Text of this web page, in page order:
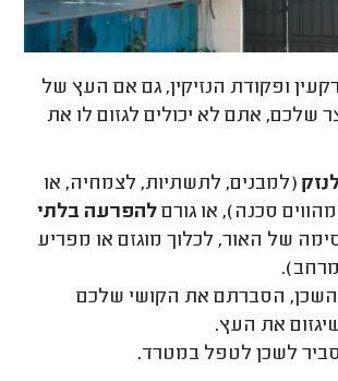
ופקודת הנזיקין, גם אם העץ של
שלכם, אתם לא יכולים לגזום לו את
(למבנים, לתשתיות, לצמחיה, או
סכנה), או גורםלהפרעה בלתי
של האור, לכלוך מוגזם או מפריע
השכן, הסברתם את הקושי שלכם
את העץ.
לשכן לטפל במטרד.